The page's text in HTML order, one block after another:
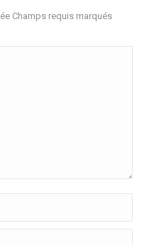
Champs requis marqués